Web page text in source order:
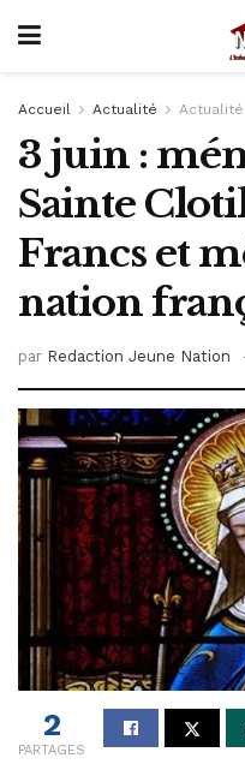
Accueil Actualité
3 juin :
Sainte
Francs et
nation
par Redaction Jeune Nation
2
PARTAGES